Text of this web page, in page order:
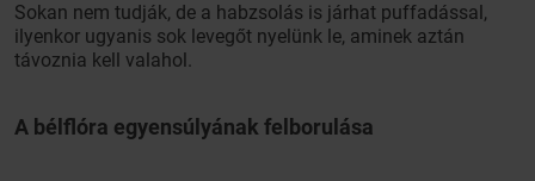
Sokan nem tudják, de a habzsolás is járhat puffadással,
ilyenkor ugyanis sok levegőt nyelünk le, aminek aztán
távoznia kell valahol.
A bélflóra egyensúlyának felborulása